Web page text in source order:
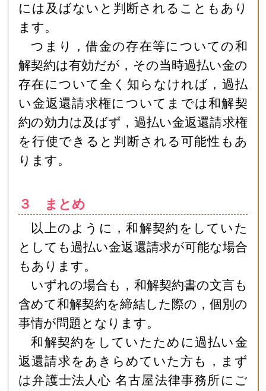
には及ばないと判断されることもあり
ます。
つまり，借金の存在等についての和
解契約は有効だが，その当時過払い金の
存在について全く知らなければ，過払
い金返還請求権についてまでは和解契
約の効力は及ばず，過払い金返還請求権
を行使できると判断される可能性もあ
ります。
３ まとめ
以上のように，和解契約をしていた
としても過払い金返還請求が可能な場合
もあります。
いずれの場合も，和解契約書の文言も
含めて和解契約を締結した際の，個別の
事情が問題となります。
和解契約をしていたために過払い金
返還請求をあきらめていた方も，まず
は弁護士法人心 名古屋法律事務所にご